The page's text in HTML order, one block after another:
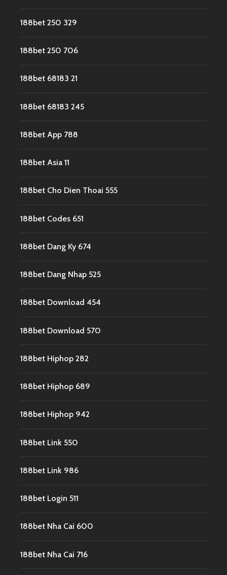
188bet 250 329
188bet 250 706
188bet 68183 21
188bet 68183 245
188bet App 788
188bet Asia 11
188bet Cho Dien Thoai 555
188bet Codes 651
188bet Dang Ky 674
188bet Dang Nhap 525
188bet Download 454
188bet Download 570
188bet Hiphop 282
188bet Hiphop 689
188bet Hiphop 942
188bet Link 550
188bet Link 986
188bet Login 511
188bet Nha Cai 600
188bet Nha Cai 716